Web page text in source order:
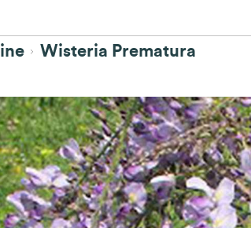
Wisteria Prematura